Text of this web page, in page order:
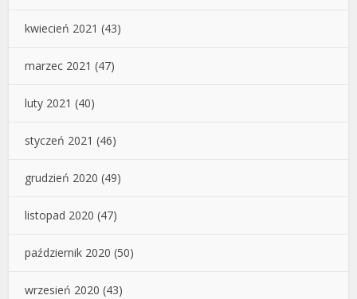
kwiecień 2021 (43)
marzec 2021 (47)
luty 2021 (40)
styczeń 2021 (46)
grudzień 2020 (49)
listopad 2020 (47)
październik 2020 (50)
wrzesień 2020 (43)